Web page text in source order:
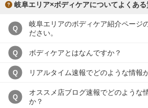
岐阜エリア×ボディケアについてよくある
Q
岐阜エリアのボディケア紹介ページ
ださい。
Q ボディケアとはなんですか？
Q リアルタイム速報でどのような情報
Q
オススメ店ブログ速報でどのような
か？